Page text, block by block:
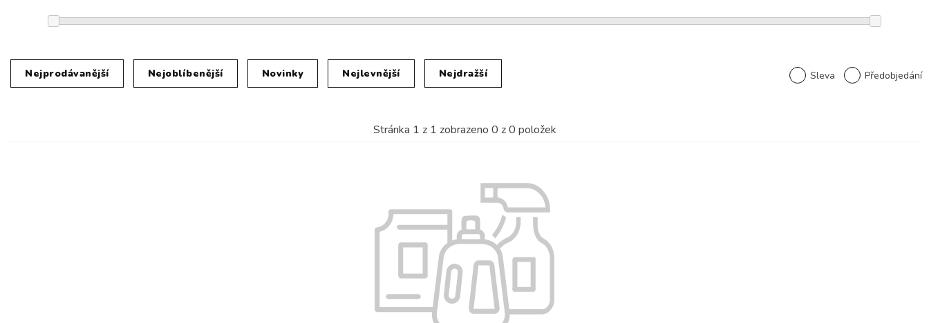
Nejprodávanější Nejoblíbenější Novinky Nejlevnější Nejdražší Sleva Předobjedání
Stránka 1 z 1 zobrazeno 0 z0 položek